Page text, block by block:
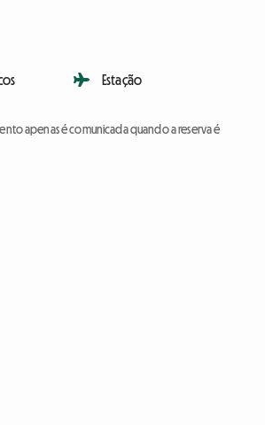
Estação
apenas é comunicada quando a reserva é